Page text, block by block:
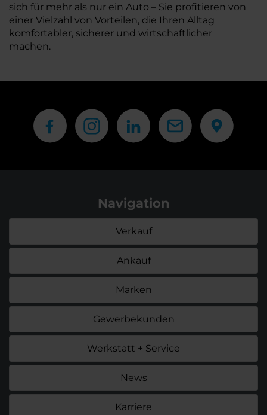
sich für mehr als nur ein Auto – Sie profitieren von
einer Vielzahl von Vorteilen, die Ihren Alltag
komfortabler, sicherer und wirtschaftlicher
machen.
Navigation
Verkauf
Ankauf
Marken
Gewerbekunden
Werkstatt + Service
News
Karriere